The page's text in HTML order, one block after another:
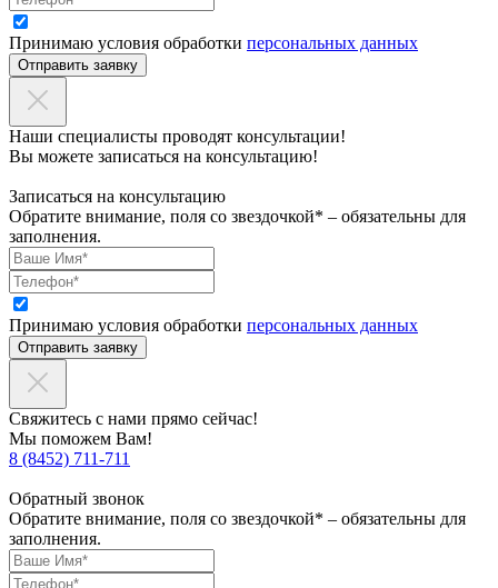
Принимаю условия обработки персональных данных
Отправить заявку
Наши специалисты проводят консультации!
Вы можете записаться на консультацию!
Записаться на консультацию
Обратите внимание, поля со звездочкой* – обязательны для
заполнения.
Принимаю условия обработки персональных данных
Отправить заявку
Свяжитесь с нами прямо сейчас!
Мы поможем Вам!
8 (8452) 711-711
Обратный звонок
Обратите внимание, поля со звездочкой* – обязательны для
заполнения.